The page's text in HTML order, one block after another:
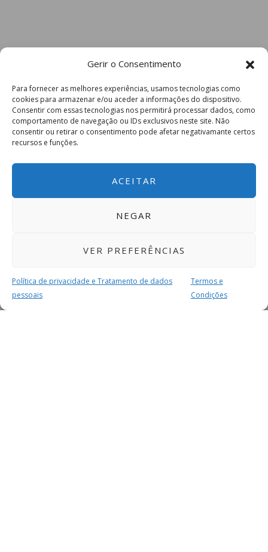
Gerir o Consentimento
Para fornecer as melhores experiências, usamos tecnologias como
cookies para armazenar e/ou aceder a informações do dispositivo.
Consentir com essas tecnologias nos permitirá processar dados, como
comportamento de navegação ou IDs exclusivos neste site. Não
consentir ou retirar o consentimento pode afetar negativamante certos
recursos e funções.
ACEITAR
NEGAR
VER PREFERÊNCIAS
Política de privacidade e Tratamento de dados
pessoais
Termos e
Condições